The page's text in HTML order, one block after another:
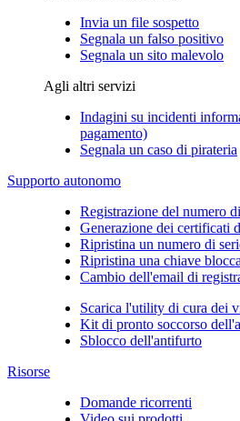
Invia un file sospetto
Segnala un falso positivo
Segnala un sito malevolo
Agli altri servizi
Indagini su incidenti
pagamento)
Segnala un caso di pirateria
Supporto autonomo
Registrazione del numero
Generazione dei certificati
Ripristina un numero di
Ripristina una chiave
Cambio dell'email di
Scarica l'utility di cura dei
Kit di pronto soccorso
Sblocco dell'antifurto
Risorse
Domande ricorrenti